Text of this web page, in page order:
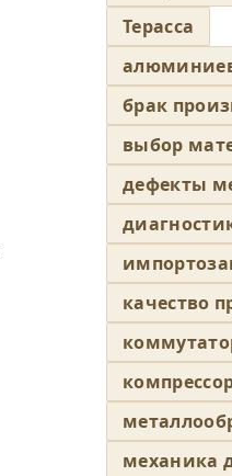
Терасса
брак
выбор
дефекты
качество
механика